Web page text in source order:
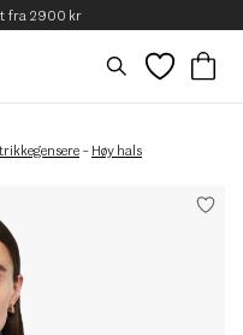
fra 2900 kr
– Høy hals